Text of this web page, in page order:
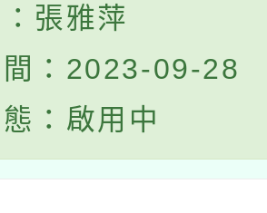
張雅萍
：2023-09-28
：啟用中